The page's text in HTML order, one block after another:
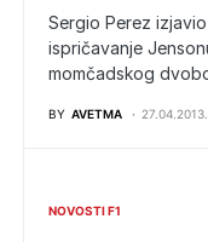
Sergio Perez
ispričavanje
momčadskog
BY AVETMA 27.04.2013.
NOVOSTI F1